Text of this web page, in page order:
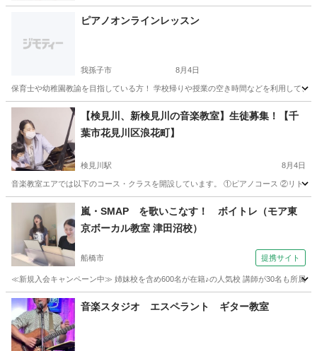
ピアノオンラインレッスン
我孫子市 8月4日
保育士や幼稚園教諭を目指している方！ 学校帰りや授業の空き時間などを利用して
千葉 我孫子市 ピアノ コマ
【検見川、新検見川の音楽教室】生徒募集！【千
葉市花見川区浪花町】
検見川駅 8月4日
音楽教室エアでは以下のコース・クラスを開設しています。 ①ピアノコース ②リト
千葉 千葉市 音楽 レッスン
嵐・SMAP を歌いこなす！ ボイトレ（モア東
京ボーカル教室 津田沼校）
船橋市 提携サイト
≪新規入会キャンペーン中≫ 姉妹校を含め600名が在籍♪の人気校 講師が30名も所属♪
千葉 船橋市 ボーカル
音楽スタジオ エスペラント ギター教室